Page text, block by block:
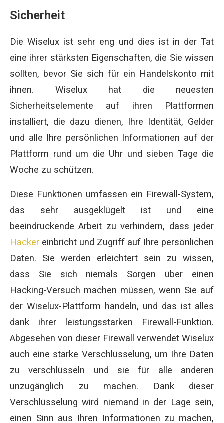
Sicherheit
Die Wiselux ist sehr eng und dies ist in der Tat
eine ihrer stärksten Eigenschaften, die Sie wissen
sollten, bevor Sie sich für ein Handelskonto mit
ihnen. Wiselux hat die neuesten
Sicherheitselemente auf ihren Plattformen
installiert, die dazu dienen, Ihre Identität, Gelder
und alle Ihre persönlichen Informationen auf der
Plattform rund um die Uhr und sieben Tage die
Woche zu schützen.
Diese Funktionen umfassen ein Firewall-System,
das sehr ausgeklügelt ist und eine
beeindruckende Arbeit zu verhindern, dass jeder
Hacker einbricht und Zugriff auf Ihre persönlichen
Daten. Sie werden erleichtert sein zu wissen,
dass Sie sich niemals Sorgen über einen
Hacking-Versuch machen müssen, wenn Sie auf
der Wiselux-Plattform handeln, und das ist alles
dank ihrer leistungsstarken Firewall-Funktion.
Abgesehen von dieser Firewall verwendet Wiselux
auch eine starke Verschlüsselung, um Ihre Daten
zu verschlüsseln und sie für alle anderen
unzugänglich zu machen. Dank dieser
Verschlüsselung wird niemand in der Lage sein,
einen Sinn aus Ihren Informationen zu machen,